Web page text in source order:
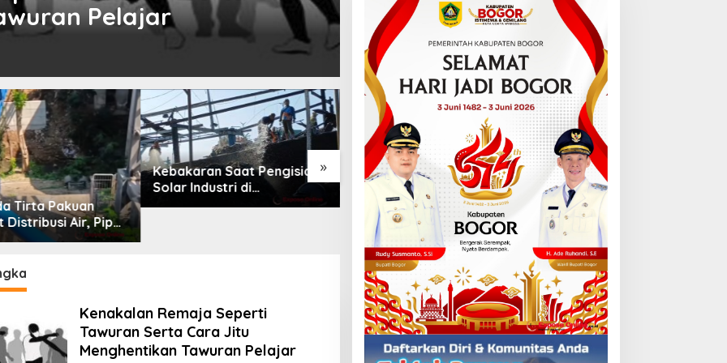
Pelajar
»
Tirta Pakuan
Distribusi Air, Pipa
Mm Resmi
Kebakaran Saat Pengisian
Solar Industri di
Karangsong, Tiga Kapal
Dirjen Badilum: Pimpinan
PN Harus Utamakan
Kepentingan Lembaga dari
Pribadi
30 Finalis Nok Nang
Dermayu 2026 Resmi
Dikukuhkan, Perjalanan
Menuju Duta Daerah
Kenakalan Remaja Seperti
Tawuran Serta Cara Jitu
Menghentikan Tawuran Pelajar